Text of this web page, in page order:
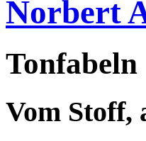
Norbert
Tonfabeln
Vom Stoff,